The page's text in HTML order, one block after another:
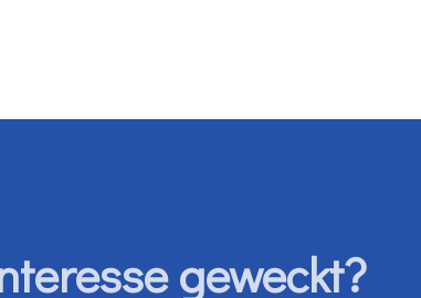
geweckt?